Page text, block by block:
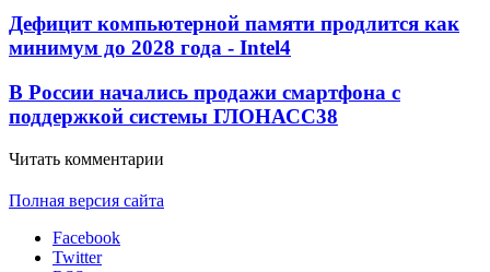
Дефицит компьютерной памяти продлится как
минимум до 2028 года - Intel4
В России начались продажи смартфона с
поддержкой системы ГЛОНАСС38
Читать комментарии
Полная версия сайта
Facebook
Twitter